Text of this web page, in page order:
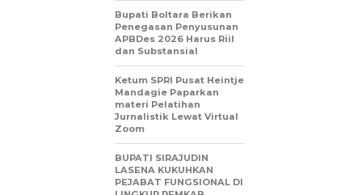
Bupati Boltara Berikan
Penegasan Penyusunan
APBDes 2026 Harus Riil
dan Substansial
‎Ketum SPRI Pusat Heintje
Mandagie Paparkan
materi Pelatihan
Jurnalistik Lewat Virtual
Zoom
BUPATI SIRAJUDIN
LASENA KUKUHKAN
PEJABAT FUNGSIONAL DI